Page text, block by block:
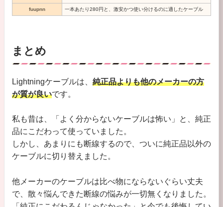
fuupnn 一本あたり280円と、激安かつ使い分けるのに適したケーブル
まとめ
Lightningケーブルは、 純正品よりも他のメーカーの方
が質が良いです。
私も昔は、「よく分からないケーブルは怖い」と、純正
品にこだわって使っていました。
しかし、あまりにも断線するので、ついに純正品以外の
ケーブルに切り替えました。
他メーカーのケーブルは比べ物にならないぐらい丈夫
で、散々悩んできた断線の悩みが一切無くなりました。